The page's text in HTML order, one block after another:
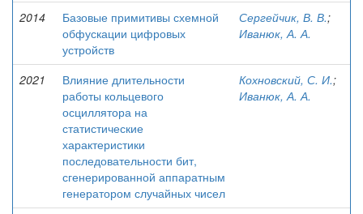
2014
Базовые примитивы схемной
обфускации цифровых
устройств
Сергейчик, В. В.;
Иванюк, А. А.
2021
Влияние длительности
работы кольцевого
осциллятора на
статистические
характеристики
последовательности бит,
сгенерированной аппаратным
генератором случайных чисел
Кохновский, С. И.;
Иванюк, А. А.